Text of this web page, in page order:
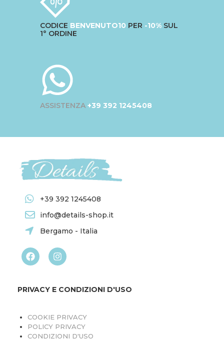
CODICE BENVENUTO10 PER -10% SUL
1° ORDINE
ASSISTENZA +39 392 1245408
+39 392 1245408
info@details-shop.it
Bergamo - Italia
PRIVACY E CONDIZIONI D'USO
COOKIE PRIVACY
POLICY PRIVACY
CONDIZIONI D'USO